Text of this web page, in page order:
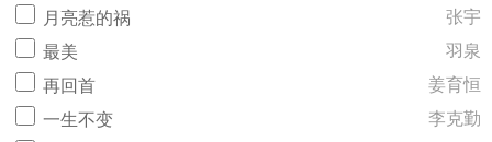
月亮惹的祸
张宇
最美
羽泉
再回首
姜育恒
一生不变
李克勤